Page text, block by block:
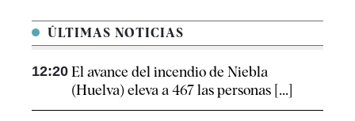
ÚLTIMAS NOTICIAS
12:20 El avance del incendio de Niebla
(Huelva) eleva a 467 las personas [...]